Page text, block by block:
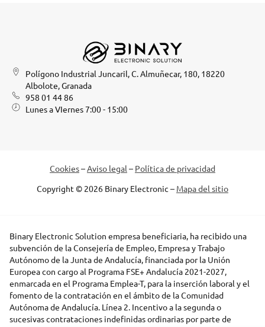
Polígono Industrial Juncaril, C. Almuñecar, 180, 18220
Albolote, Granada
958 01 44 86
Lunes a VIernes 7:00 - 15:00
Cookies–Aviso legal – Política de privacidad
Copyright © 2026 Binary Electronic – Mapa del sitio
Binary Electronic Solution empresa beneficiaria, ha recibido una
subvención de la Consejería de Empleo, Empresa y Trabajo
Autónomo de la Junta de Andalucía, financiada por la Unión
Europea con cargo al Programa FSE+ Andalucía 2021-2027,
enmarcada en el Programa Emplea-T, para la inserción laboral y el
fomento de la contratación en el ámbito de la Comunidad
Autónoma de Andalucía. Línea 2. Incentivo a la segunda o
sucesivas contrataciones indefinidas ordinarias por parte de